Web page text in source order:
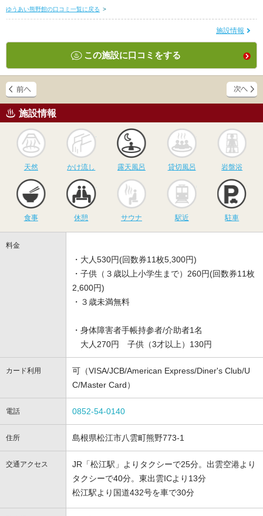
ゆうあい熊野館の口コミ一覧に戻る >
施設情報
この施設に口コミをする
施設情報
天然
かけ流し
かけ流し
露天風呂
露天風呂
貸切風呂
貸切風呂 岩盤浴
食事 休憩
サウナ
サウナ 駅近 駐車
料金
・大人530円(回数券11枚5,300円)
・子供（３歳以上小学生まで）260円(回数券11枚
2,600円)
・３歳未満無料
・身体障害者手帳持参者/介助者1名
大人270円 子供（3才以上）130円
カード利用
可（VISA/JCB/American Express/Diner's Club/U
C/Master Card）
電話 0852-54-0140
住所 島根県松江市八雲町熊野773-1
交通アクセス
JR「松江駅」よりタクシーで25分。出雲空港より
タクシーで40分。東出雲ICより13分
松江駅より国道432号を車で30分